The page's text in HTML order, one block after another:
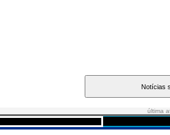
última